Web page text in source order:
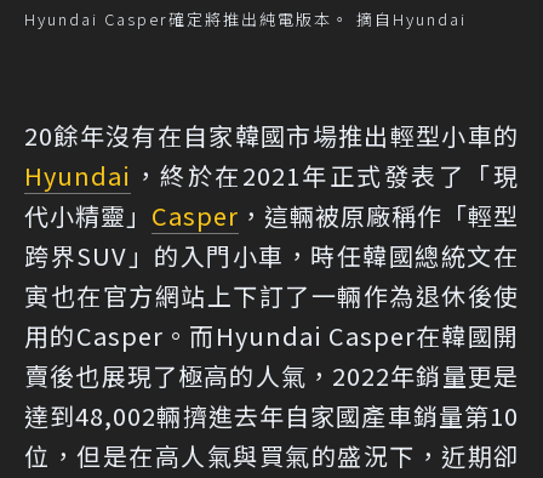
Hyundai Casper確定將推出純電版本。 摘自Hyundai
20餘年沒有在自家韓國市場推出輕型小車的
Hyundai ，終於在2021年正式發表了「現
代小精靈」 Casper ，這輛被原廠稱作「輕型
跨界SUV」的入門小車，時任韓國總統文在
寅也在官方網站上下訂了一輛作為退休後使
用的Casper。而Hyundai Casper在韓國開
賣後也展現了極高的人氣，2022年銷量更是
達到48,002輛擠進去年自家國產車銷量第10
位，但是在高人氣與買氣的盛況下，近期卻